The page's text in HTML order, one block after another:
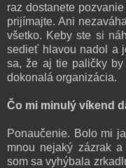
raz dostanete
prijímajte. Ani
všetko. Keby ste si
sedieť hlavou nadol a
sa, že aj tie paličky
dokonalá organizácia.
Čo mi minulý víkend
Ponaučenie. Bolo mi
mnou nejaký zázrak
som sa vyhýbala